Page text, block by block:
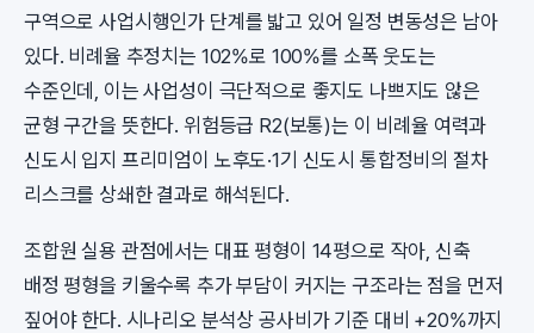
구역으로 사업시행인가 단계를 밟고 있어 일정 변동성은 남아
있다. 비례율 추정치는 102%로 100%를 소폭 웃도는
수준인데, 이는 사업성이 극단적으로 좋지도 나쁘지도 않은
균형 구간을 뜻한다. 위험등급 R2(보통)는 이 비례율 여력과
신도시 입지 프리미엄이 노후도·1기 신도시 통합정비의 절차
리스크를 상쇄한 결과로 해석된다.
조합원 실용 관점에서는 대표 평형이 14평으로 작아, 신축
배정 평형을 키울수록 추가 부담이 커지는 구조라는 점을 먼저
짚어야 한다. 시나리오 분석상 공사비가 기준 대비 +20%까지